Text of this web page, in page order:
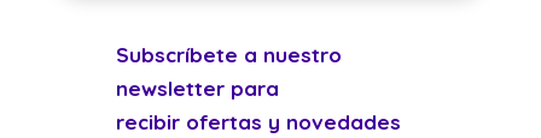
Subscríbete a nuestro
newsletter para
recibir ofertas y novedades